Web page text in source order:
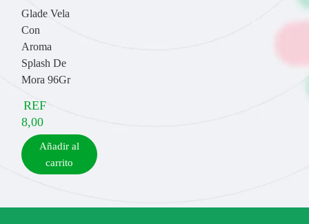
Glade Vela
Con
Aroma
Splash De
Mora 96Gr
REF
8,00
Añadir al
carrito